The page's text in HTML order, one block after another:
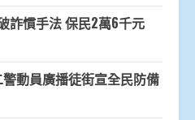
詐慣手法 保民2萬6千元
動員廣播徒街宣全民防備